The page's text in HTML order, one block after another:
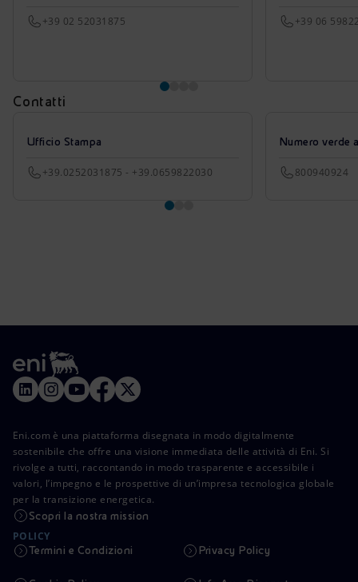
+39 02 52031875 +39 06
Contatti
Ufficio Stampa
+39.0252031875 - +39.0659822030
Numero verde
800940924
Eni.com è una piattaforma disegnata in modo digitalmente
sostenibile che offre una visione immediata delle attività di Eni. Si
rivolge a tutti, raccontando in modo trasparente e accessibile i
valori, l’impegno e le prospettive di un’impresa tecnologica globale
per la transizione energetica.
Scopri la nostra mission
POLICY
Termini e Condizioni Privacy Policy